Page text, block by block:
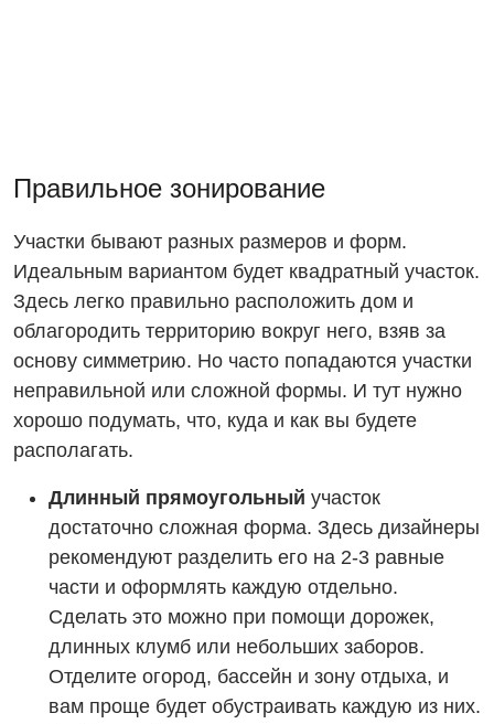
Правильное зонирование
Участки бывают разных размеров и форм.
Идеальным вариантом будет квадратный участок.
Здесь легко правильно расположить дом и
облагородить территорию вокруг него, взяв за
основу симметрию. Но часто попадаются участки
неправильной или сложной формы. И тут нужно
хорошо подумать, что, куда и как вы будете
располагать.
Длинный прямоугольный участок
достаточно сложная форма. Здесь дизайнеры
рекомендуют разделить его на 2-3 равные
части и оформлять каждую отдельно.
Сделать это можно при помощи дорожек,
длинных клумб или небольших заборов.
Отделите огород, бассейн и зону отдыха, и
вам проще будет обустраивать каждую из них.